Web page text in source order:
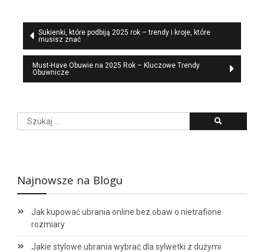
Nawigacja
wpisu
Sukienki, które podbiją 2025 rok – trendy i kroje, które
musisz znać
Must-Have Obuwie na 2025 Rok – Kluczowe Trendy
Obuwnicze
Szukaj:
Najnowsze na Blogu
Jak kupować ubrania online bez obaw o nietrafione
rozmiary
Jakie stylowe ubrania wybrać dla sylwetki z dużymi